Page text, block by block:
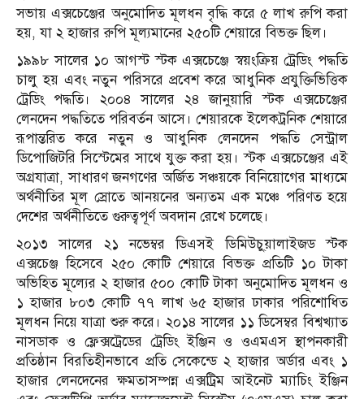
সভায় এক্সচেঞ্জের অনুমোদিত মূলধন বৃদ্ধি করে ৫ লাখ রুপি করা
হয়, যা ২ হাজার রুপি মূল্যমানের ২৫০টি শেয়ারে বিভক্ত ছিল।
১৯৯৮ সালের ১০ আগস্ট স্টক এক্সচেঞ্জে স্বয়ংক্রিয় ট্রেডিং পদ্ধতি
চালু হয় এবং নতুন পরিসরে প্রবেশ করে আধুনিক প্রযুক্তিভিত্তিক
ট্রেডিং পদ্ধতি। ২০০৪ সালের ২৪ জানুয়ারি স্টক এক্সচেঞ্জের
লেনদেন পদ্ধতিতে পরিবর্তন আসে। শেয়ারকে ইলেকট্রনিক শেয়ারে
রূপান্তরিত করে নতুন ও আধুনিক লেনদেন পদ্ধতি সেন্ট্রাল
ডিপোজিটরি সিস্টেমের সাথে যুক্ত করা হয়। স্টক এক্সচেঞ্জের এই
অগ্রযাত্রা, সাধারণ জনগণের অর্জিত সঞ্চয়কে বিনিয়োগের মাধ্যমে
অর্থনীতির মূল স্রোতে আনয়নের অন্যতম এক মঞ্চে পরিণত হয়ে
দেশের অর্থনীতিতে গুরুত্বপূর্ণ অবদান রেখে চলেছে।
২০১৩ সালের ২১ নভেম্বর ডিএসই ডিমিউচু্য়ালাইজড স্টক
এক্সচেঞ্জ হিসেবে ২৫০ কোটি শেয়ারে বিভক্ত প্রতিটি ১০ টাকা
অভিহিত মূল্যের ২ হাজার ৫০০ কোটি টাকা অনুমোদিত মূলধন ও
১ হাজার ৮০৩ কোটি ৭৭ লাখ ৬৫ হাজার ঢাকার পরিশোধিত
মূলধন নিয়ে যাত্রা শুরু করে। ২০১৪ সালের ১১ ডিসেম্বর বিশ্বখ্যাত
নাসডাক ও ফ্লেক্সট্রেডের ট্রেডিং ইঞ্জিন ও ওএমএস স্থাপনকারী
প্রতিষ্ঠান বিরতিহীনভাবে প্রতি সেকেন্ডে ২ হাজার অর্ডার এবং ১
হাজার লেনদেনের ক্ষমতাসম্পন্ন এক্সট্রিম আইনেট ম্যাচিং ইঞ্জিন